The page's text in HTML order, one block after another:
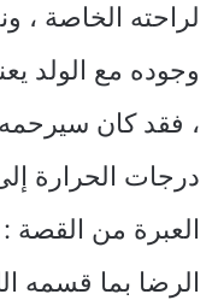
لراحته الخاصة ،
وجوده مع الولد
، فقد كان
درجات الحرارة
العبرة من القصة :
الرضا بما قسمه